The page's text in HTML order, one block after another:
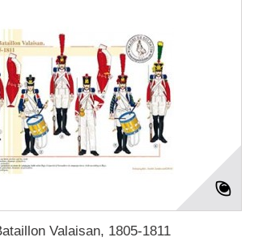
Valaisan, 1805-1811